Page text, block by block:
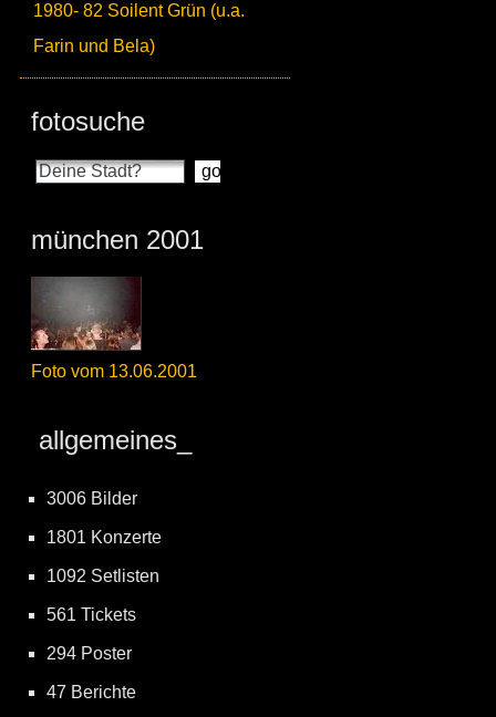
1980- 82 Soilent Grün (u.a.
Farin und Bela)
fotosuche
münchen 2001
Foto vom 13.06.2001
allgemeines_
3006 Bilder
1801 Konzerte
1092 Setlisten
561 Tickets
294 Poster
47 Berichte